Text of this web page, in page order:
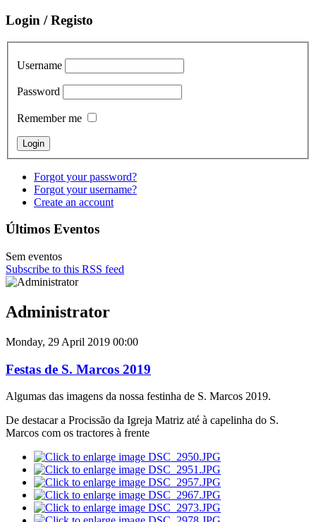
Login / Registo
Username
Password
Remember me
Forgot your password?
Forgot your username?
Create an account
Últimos Eventos
Sem eventos
Subscribe to this RSS feed
Administrator
Monday, 29 April 2019 00:00
Festas de S. Marcos 2019
Algumas das imagens da nossa festinha de S. Marcos 2019.
De destacar a Procissão da Igreja Matriz até à capelinha do S.
Marcos com os tractores à frente